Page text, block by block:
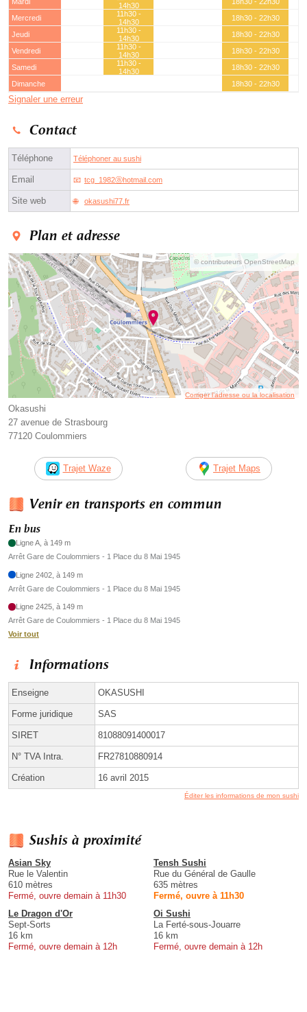
14h30
Mercredi
11h30 -
14h30
18h30 - 22h30
Jeudi
11h30 -
14h30
18h30 - 22h30
Vendredi
11h30 -
14h30
18h30 - 22h30
Samedi
11h30 -
14h30
18h30 - 22h30
Dimanche
18h30 - 22h30
Signaler une erreur
Contact
Téléphone Téléphoner au sushi
Email tcg_1982ⓐhotmail.com
Site web okasushi77.fr
Plan et adresse
© contributeurs OpenStreetMap
Corriger l’adresse ou la localisation
Okasushi
27 avenue de Strasbourg
77120 Coulommiers
Trajet Waze Trajet Maps
Venir en transports en commun
En bus
Ligne A, à 149 m
Arrêt Gare de Coulommiers - 1 Place du 8 Mai 1945
Ligne 2402, à 149 m
Arrêt Gare de Coulommiers - 1 Place du 8 Mai 1945
Ligne 2425, à 149 m
Arrêt Gare de Coulommiers - 1 Place du 8 Mai 1945
Voir tout
Informations
Enseigne OKASUSHI
Forme juridique SAS
SIRET 81088091400017
N° TVA Intra. FR27810880914
Création 16 avril 2015
Éditer les informations de mon sushi
Sushis à proximité
Asian Sky
Rue le Valentin
610 mètres
Fermé, ouvre demain à 11h30
Tensh Sushi
Rue du Général de Gaulle
635 mètres
Fermé, ouvre à 11h30
Le Dragon d'Or
Sept-Sorts
16 km
Fermé, ouvre demain à 12h
Oi Sushi
La Ferté-sous-Jouarre
16 km
Fermé, ouvre demain à 12h